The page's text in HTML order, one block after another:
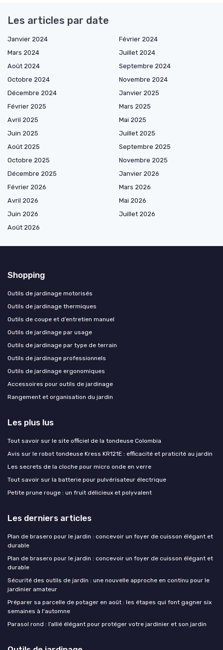
Les articles par date
Janvier 2024
Février 2024
Mars 2024
Juillet 2024
Août 2024
Septembre 2024
Octobre 2024
Novembre 2024
Décembre 2024
Janvier 2025
Février 2025
Mars 2025
Avril 2025
Mai 2025
Juin 2025
Juillet 2025
Août 2025
Septembre 2025
Octobre 2025
Novembre 2025
Décembre 2025
Janvier 2026
Février 2026
Mars 2026
Avril 2026
Mai 2026
Juin 2026
Juillet 2026
Août 2026
Shopping
Outils de jardinage motorisés
Outils de jardinage thermiques
Outils de coupe et d’entretien manuel
Outils de jardinage par usage
Outils de jardinage par type de terrain
Outils de jardinage professionnels
Outils de jardinage ergonomiques
Accessoires pour outils de jardinage
Rangement et organisation du jardin
Les plus lus
Tout savoir sur le site officiel de la tondeuse Colombia
Avis sur le robot tondeuse Kress KR121E : efficacité et praticité au jardin
Les secrets de la cloche pour micro onde en verre
Tout savoir sur la batterie pour pulvérisateur électrique
Petite prune rouge : un fruit délicieux et polyvalent
Les derniers articles
Plan de brasero pour le jardin : concevoir un foyer de cuisson élégant et
durable
Plan de brasero pour le jardin : concevoir un foyer de cuisson élégant et
durable
Sécurité des outils de jardin : une nouvelle approche en continu pour le
jardinier amateur
Préparer sa parcelle de potager en août : les étapes qui font gagner six
semaines à l'automne
Parasol rond : l’allié élégant pour protéger votre jardinier et son jardin